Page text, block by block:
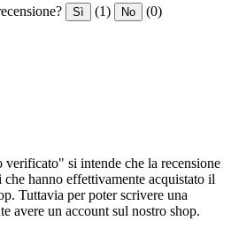
Sì (1) No (0)
si intende che la recensione
che hanno effettivamente acquistato il
Tuttavia per poter scrivere una
avere un account sul nostro shop.